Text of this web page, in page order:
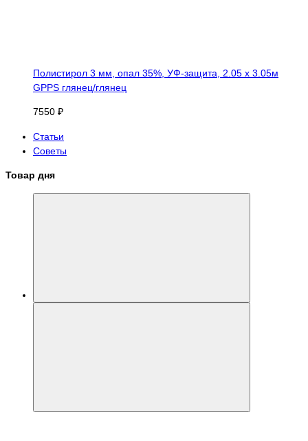
Полистирол 3 мм, опал 35%, УФ-защита, 2.05 х 3.05м
GPPS глянец/глянец
7550 ₽
Статьи
Советы
Товар дня